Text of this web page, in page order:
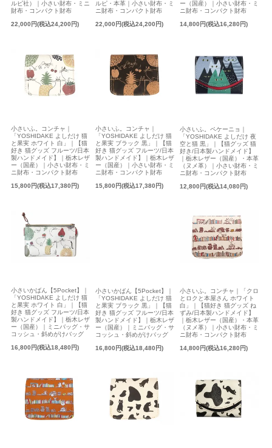
ルピ社）｜小さい財布・ミニ
財布・コンパクト財布
22,000円(税込24,200円)
ルピ・本革｜小さい財布・ミ
ニ財布・コンパクト財布
22,000円(税込24,200円)
ー（国産）｜小さい財布・ミ
ニ財布・コンパクト財布
14,800円(税込16,280円)
小さいふ。コンチャ｜
「YOSHIDAKE よしだけ 猫
と果実 ホワイト 白」｜【猫
好き 猫グッズ フルーツ/日本
製ハンドメイド】｜栃木レザ
ー（国産）｜小さい財布・ミ
ニ財布・コンパクト財布
15,800円(税込17,380円)
小さいふ。コンチャ｜
「YOSHIDAKE よしだけ 猫
と果実 ブラック 黒」｜【猫
好き 猫グッズ フルーツ/日本
製ハンドメイド】｜栃木レザ
ー（国産）｜小さい財布・ミ
ニ財布・コンパクト財布
15,800円(税込17,380円)
小さいふ。ペケーニョ｜
「YOSHIDAKE よしだけ 夜
空と猫 黒」｜【猫グッズ 猫
好き/日本製ハンドメイド】
｜栃木レザー（国産）・本革
（ヌメ革）｜小さい財布・ミ
ニ財布・コンパクト財布
12,800円(税込14,080円)
小さいかばん【5Pocket】｜
「YOSHIDAKE よしだけ 猫
と果実 ホワイト 白」｜【猫
好き 猫グッズ フルーツ/日本
製ハンドメイド】｜栃木レザ
ー（国産）｜ミニバッグ・サ
コッシュ・斜めがけバッグ
16,800円(税込18,480円)
小さいかばん【5Pocket】｜
「YOSHIDAKE よしだけ 猫
と果実 ブラック 黒」｜【猫
好き 猫グッズ フルーツ/日本
製ハンドメイド】｜栃木レザ
ー（国産）｜ミニバッグ・サ
コッシュ・斜めがけバッグ
16,800円(税込18,480円)
小さいふ。コンチャ｜「クロ
とロクと本屋さん ホワイト
白」｜【猫好き 猫グッズ ね
ずみ/日本製ハンドメイド】
｜栃木レザー（国産）・本革
（ヌメ革）｜小さい財布・ミ
ニ財布・コンパクト財布
14,800円(税込16,280円)